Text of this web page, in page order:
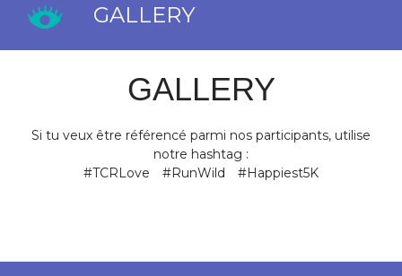
GALLERY
GALLERY
Si tu veux être référencé parmi nos participants, utilise
notre hashtag :
#TCRLove #RunWild #Happiest5K